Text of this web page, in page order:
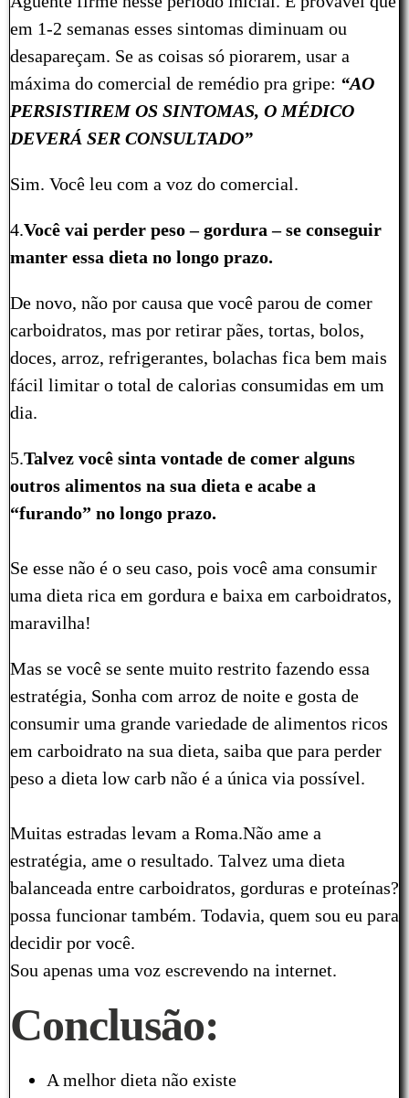
em 1-2 semanas esses sintomas diminuam ou
desapareçam. Se as coisas só piorarem, usar a
máxima do comercial de remédio pra gripe: “AO
PERSISTIREM OS SINTOMAS, O MÉDICO
DEVERÁ SER CONSULTADO”
Sim. Você leu com a voz do comercial.
4.Você vai perder peso – gordura – se conseguir
manter essa dieta no longo prazo.
De novo, não por causa que você parou de comer
carboidratos, mas por retirar pães, tortas, bolos,
doces, arroz, refrigerantes, bolachas fica bem mais
fácil limitar o total de calorias consumidas em um
dia.
5.Talvez você sinta vontade de comer alguns
outros alimentos na sua dieta e acabe a
“furando” no longo prazo.
Se esse não é o seu caso, pois você ama consumir
uma dieta rica em gordura e baixa em carboidratos,
maravilha!
Mas se você se sente muito restrito fazendo essa
estratégia, Sonha com arroz de noite e gosta de
consumir uma grande variedade de alimentos ricos
em carboidrato na sua dieta, saiba que para perder
peso a dieta low carb não é a única via possível.
Muitas estradas levam a Roma.Não ame a
estratégia, ame o resultado. Talvez uma dieta
balanceada entre carboidratos, gorduras e proteínas?
possa funcionar também. Todavia, quem sou eu para
decidir por você.
Sou apenas uma voz escrevendo na internet.
Conclusão:
A melhor dieta não existe